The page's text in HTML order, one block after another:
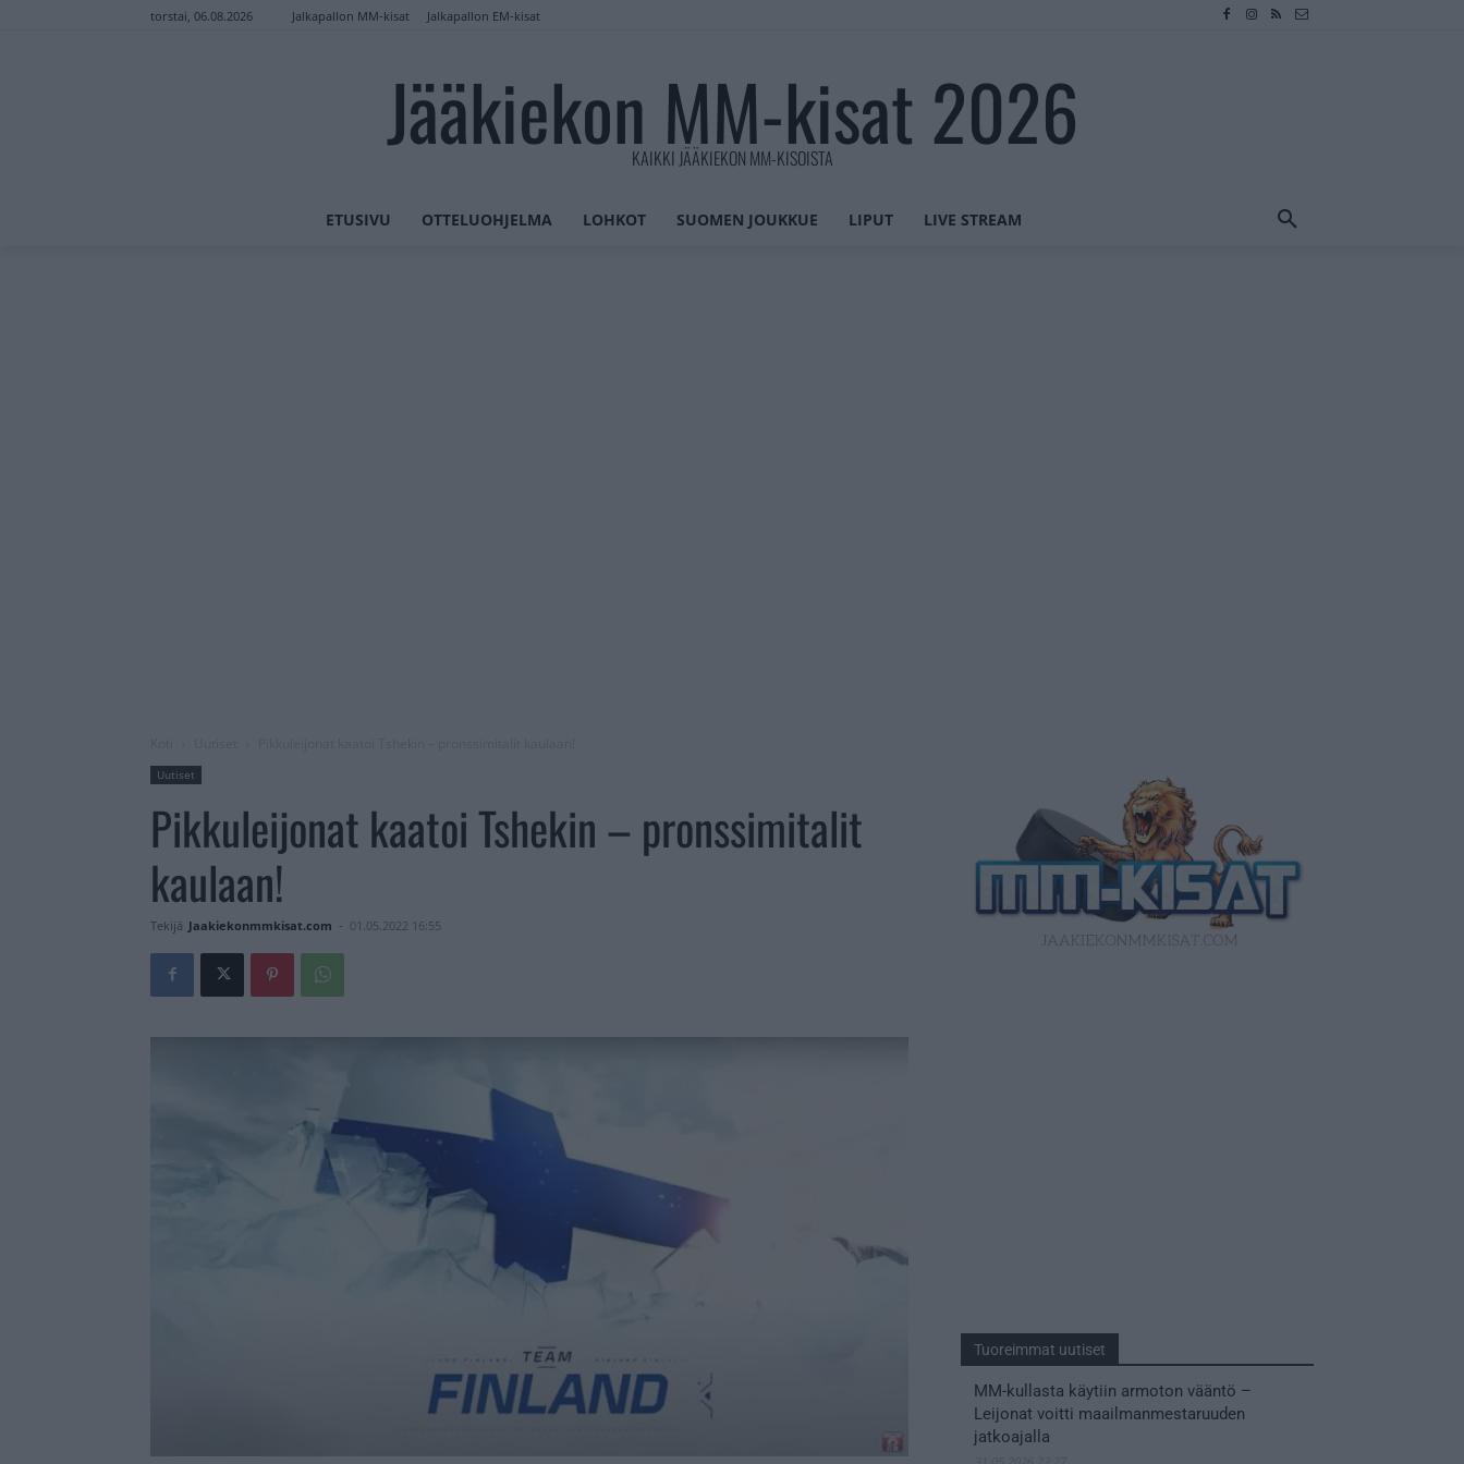
torstai, 06.08.2026 Jalkapallon MM-kisat Jalkapallon EM-kisat
Jääkiekon MM-kisat 2026
KAIKKI JÄÄKIEKON MM-KISOISTA
ETUSIVU OTTELUOHJELMA LOHKOT SUOMEN JOUKKUE LIPUT LIVE STREAM
Uutiset
Pikkuleijonat kaatoi Tshekin – pronssimitalit
kaulaan!
Tekijä Jaakiekonmmkisat.com - 01.05.2022 16:55
Tuoreimmat uutiset
MM-kullasta käytiin armoton vääntö –
Leijonat voitti maailmanmestaruuden
jatkoajalla